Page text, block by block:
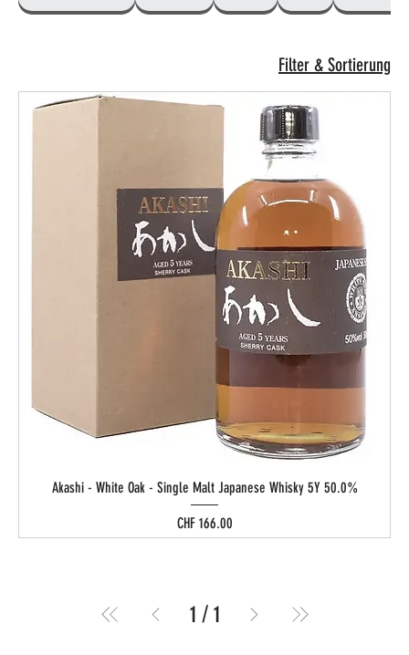
Filter & Sortierung
Akashi - White Oak - Single Malt Japanese Whisky 5Y 50.0%
Preis
CHF 166.00
1 / 1